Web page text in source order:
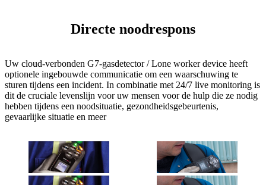
Directe noodrespons
Uw cloud-verbonden G7-gasdetector / Lone worker device heeft
optionele ingebouwde communicatie om een ​​waarschuwing te
sturen tijdens een incident. In combinatie met 24/7 live monitoring is
dit de cruciale levenslijn voor uw mensen voor de hulp die ze nodig
hebben tijdens een noodsituatie, gezondheidsgebeurtenis,
gevaarlijke situatie en meer